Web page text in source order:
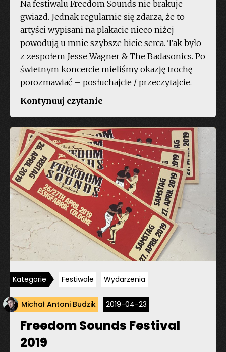
Na festiwalu Freedom Sounds nie brakuje
gwiazd. Jednak regularnie się zdarza, że to
artyści wypisani na plakacie nieco niżej
powodują u mnie szybsze bicie serca. Tak było
z zespołem Jesse Wagner & The Badasonics. Po
świetnym koncercie mieliśmy okazję trochę
porozmawiać – posłuchajcie / przeczytajcie.
Kontynuuj czytanie
&
The
Badasonics:
Soul
wciągnął
mnie
w
reggae
i
ska”
Kategorie Festiwale Wydarzenia
Michał Antoni Budzik 2019-04-23
Freedom Sounds Festival
2019